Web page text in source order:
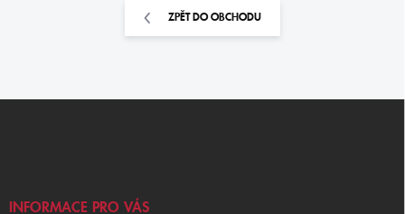
ZPĚT DO OBCHODU
INFORMACE PRO VÁS